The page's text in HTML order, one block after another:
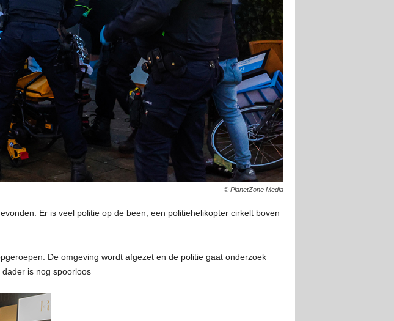
© PlanetZone Media
Er is veel politie op de been, een politiehelikopter cirkelt boven
De omgeving wordt afgezet en de politie gaat onderzoek
is nog spoorloos